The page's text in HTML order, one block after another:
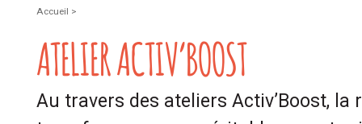
Accueil >
ATELIER ACTIV’BOOST
Au travers des ateliers Activ’Boost, la